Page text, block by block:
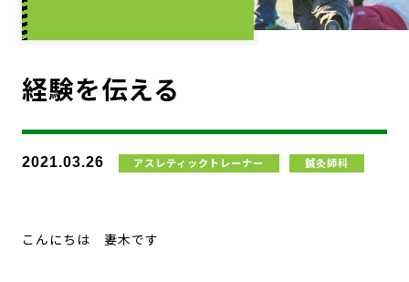
経験を伝える
2021.03.26 アスレティックトレーナー 鍼灸師科
こんにちは 妻木です